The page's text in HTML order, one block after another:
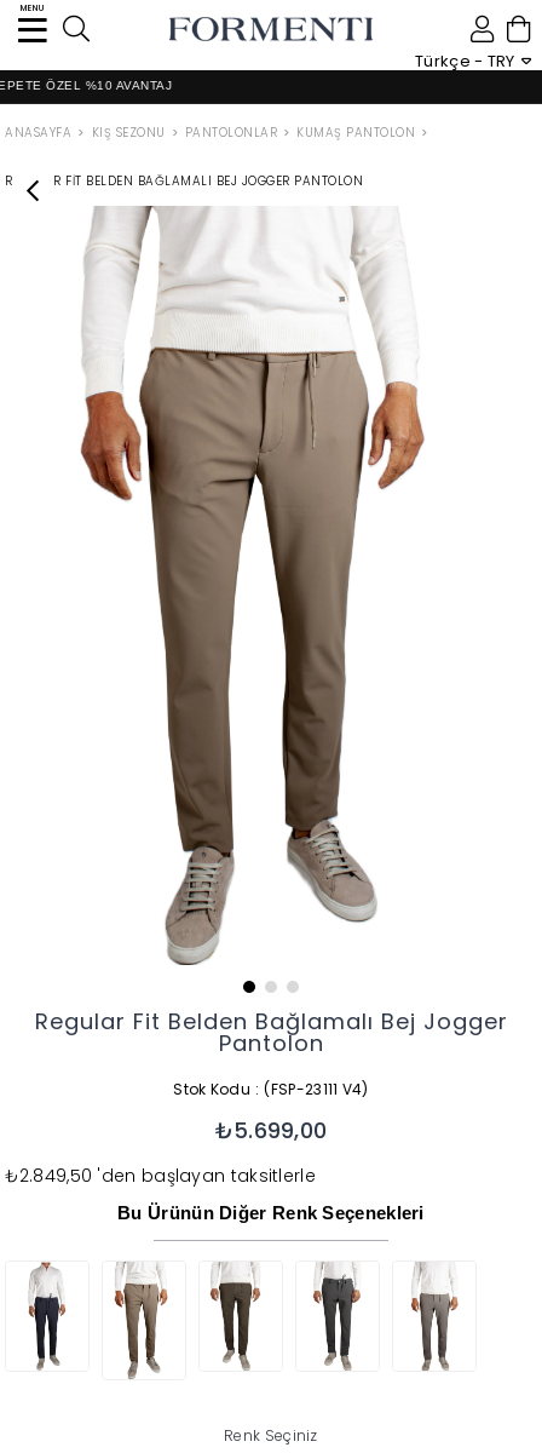
Türkçe - TRY
0
MENU
ÖZEL %10 AVANTAJ
ANASAYFA KIŞ SEZONU PANTOLONLAR KUMAŞ PANTOLON
REGULAR FIT BELDEN BAĞLAMALI BEJ JOGGER PANTOLON
Regular Fit Belden Bağlamalı Bej Jogger
Pantolon
Stok Kodu (FSP-23111 V4)
₺5.699,00
₺2.849,50 'den başlayan taksitlerle
Bu Ürünün Diğer Renk Seçenekleri
Renk Seçiniz